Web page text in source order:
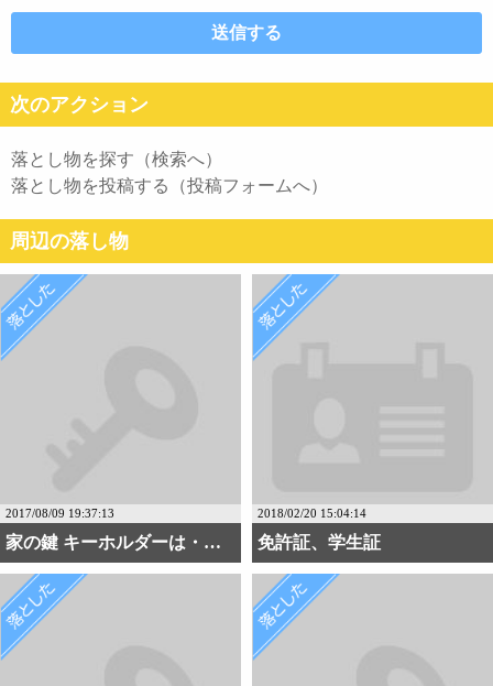
次のアクション
落とし物を探す（検索へ）
落とし物を投稿する（投稿フォームへ）
周辺の落し物
2017/08/09 19:37:13
家の鍵 キーホルダーは・・・
2018/02/20 15:04:14
免許証、学生証